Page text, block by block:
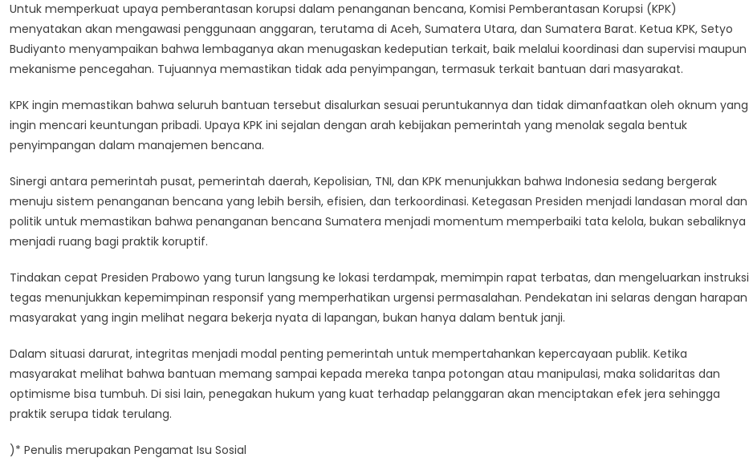
Untuk memperkuat upaya pemberantasan korupsi dalam penanganan bencana, Komisi Pemberantasan Korupsi (KPK)
menyatakan akan mengawasi penggunaan anggaran, terutama di Aceh, Sumatera Utara, dan Sumatera Barat. Ketua KPK, Setyo
Budiyanto menyampaikan bahwa lembaganya akan menugaskan kedeputian terkait, baik melalui koordinasi dan supervisi maupun
mekanisme pencegahan. Tujuannya memastikan tidak ada penyimpangan, termasuk terkait bantuan dari masyarakat.
KPK ingin memastikan bahwa seluruh bantuan tersebut disalurkan sesuai peruntukannya dan tidak dimanfaatkan oleh oknum yang
ingin mencari keuntungan pribadi. Upaya KPK ini sejalan dengan arah kebijakan pemerintah yang menolak segala bentuk
penyimpangan dalam manajemen bencana.
Sinergi antara pemerintah pusat, pemerintah daerah, Kepolisian, TNI, dan KPK menunjukkan bahwa Indonesia sedang bergerak
menuju sistem penanganan bencana yang lebih bersih, efisien, dan terkoordinasi. Ketegasan Presiden menjadi landasan moral dan
politik untuk memastikan bahwa penanganan bencana Sumatera menjadi momentum memperbaiki tata kelola, bukan sebaliknya
menjadi ruang bagi praktik koruptif.
Tindakan cepat Presiden Prabowo yang turun langsung ke lokasi terdampak, memimpin rapat terbatas, dan mengeluarkan instruksi
tegas menunjukkan kepemimpinan responsif yang memperhatikan urgensi permasalahan. Pendekatan ini selaras dengan harapan
masyarakat yang ingin melihat negara bekerja nyata di lapangan, bukan hanya dalam bentuk janji.
Dalam situasi darurat, integritas menjadi modal penting pemerintah untuk mempertahankan kepercayaan publik. Ketika
masyarakat melihat bahwa bantuan memang sampai kepada mereka tanpa potongan atau manipulasi, maka solidaritas dan
optimisme bisa tumbuh. Di sisi lain, penegakan hukum yang kuat terhadap pelanggaran akan menciptakan efek jera sehingga
praktik serupa tidak terulang.
)* Penulis merupakan Pengamat Isu Sosial